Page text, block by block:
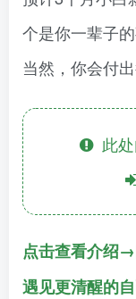
个是你一辈子
当然，你会付出
此处
点击查看介绍
遇见更清醒的自